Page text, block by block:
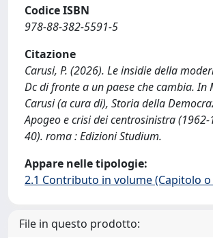
Codice ISBN
978-88-382-5591-5
Citazione
Carusi, P. (2026). Le insidie della
Dc di fronte a un paese che cambia. In
Carusi (a cura di), Storia della
Apogeo e crisi dei centrosinistra
40). roma : Edizioni Studium.
Appare nelle tipologie:
2.1 Contributo in volume (Capitolo o
File in questo prodotto: